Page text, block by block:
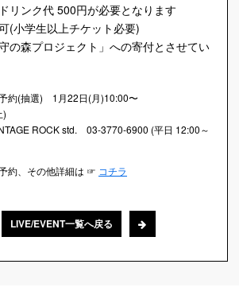
代 500円が必要となります
(小学生以上チケット必要)
の森プロジェクト」への寄付とさせてい
約(抽選) 1月22日(月)10:00〜
)
ROCK std. 03-3770-6900 (平日 12:00～
約、その他詳細は ☞ コチラ
LIVE/EVENT一覧へ戻る